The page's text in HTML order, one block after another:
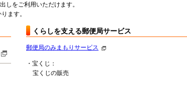
しをご利用いただけます。
ます。
くらしを支える郵便局サービス
郵便局のみまもりサービス
・宝くじ：
宝くじの販売